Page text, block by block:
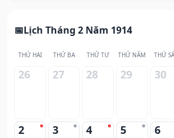
Lịch Tháng 2 Năm 1914
THỨ HAI THỨ BA THỨ TƯ THỨ NĂM THỨ
26 27 28 29 30
2 3 4 5 6